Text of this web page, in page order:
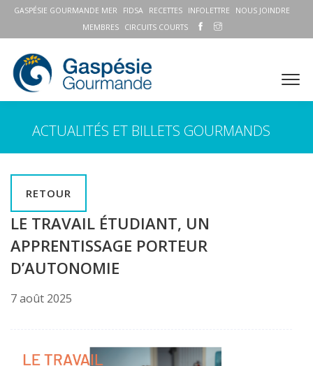
GASPÉSIE GOURMANDE MER FIDSA RECETTES INFOLETTRE
NOUS JOINDRE
MEMBRES
CIRCUITS COURTS
ACTUALITÉS ET BILLETS GOURMANDS
RETOUR
LE TRAVAIL ÉTUDIANT, UN
APPRENTISSAGE PORTEUR
D’AUTONOMIE
7 août 2025